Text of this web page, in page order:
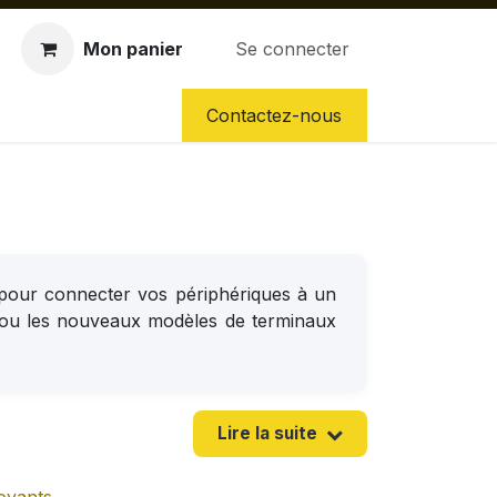
Mon panier
Se connecter
NOS SERVICES
Contactez-nous
connecter vos périphériques à un
les nouveaux modèles de terminaux
moins d'1 minute:
Réponses à toutes vos
Lire la suite